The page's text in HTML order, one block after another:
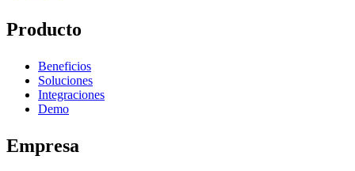
Producto
Beneficios
Soluciones
Integraciones
Demo
Empresa